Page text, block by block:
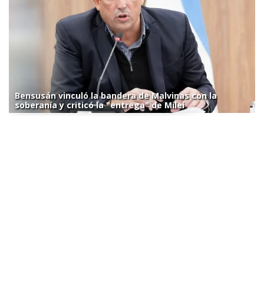
Bensusán vinculó la bandera de Malvinas con la
soberanía y criticó la "entrega" de Milei